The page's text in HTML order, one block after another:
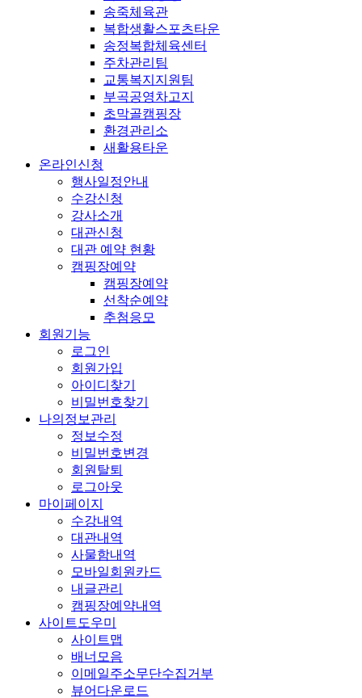
송죽체육관
복합생활스포츠타운
송정복합체육센터
주차관리팀
교통복지지원팀
부곡공영차고지
초막골캠핑장
환경관리소
새활용타운
온라인신청
행사일정안내
수강신청
강사소개
대관신청
대관 예약 현황
캠핑장예약
캠핑장예약
선착순예약
추첨응모
회원기능
로그인
회원가입
아이디찾기
비밀번호찾기
나의정보관리
정보수정
비밀번호변경
회원탈퇴
로그아웃
마이페이지
수강내역
대관내역
사물함내역
모바일회원카드
내글관리
캠핑장예약내역
사이트도우미
사이트맵
배너모음
이메일주소무단수집거부
뷰어다운로드